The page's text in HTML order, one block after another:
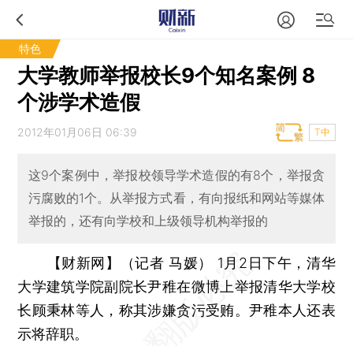
特色
大学教师举报校长9个知名案例 8
个涉学术造假
2012年01月06日 06:39 T中
这9个案例中，举报校领导学术造假的有8个，举报贪
污腐败的1个。从举报方式看，有向报纸和网站等媒体
举报的，还有向学校和上级领导机构举报的
【财新网】（记者 马媛）
1月2日下午，清华
大学建筑学院副院长尹稚在微博上举报清华大学校
长顾秉林等人，称其涉嫌贪污受贿。尹稚本人还表
示将辞职。